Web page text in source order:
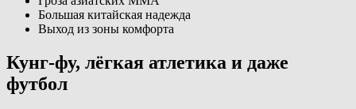
Большая китайская надежда
Выход из зоны комфорта
Кунг-фу, лёгкая атлетика и даже
футбол